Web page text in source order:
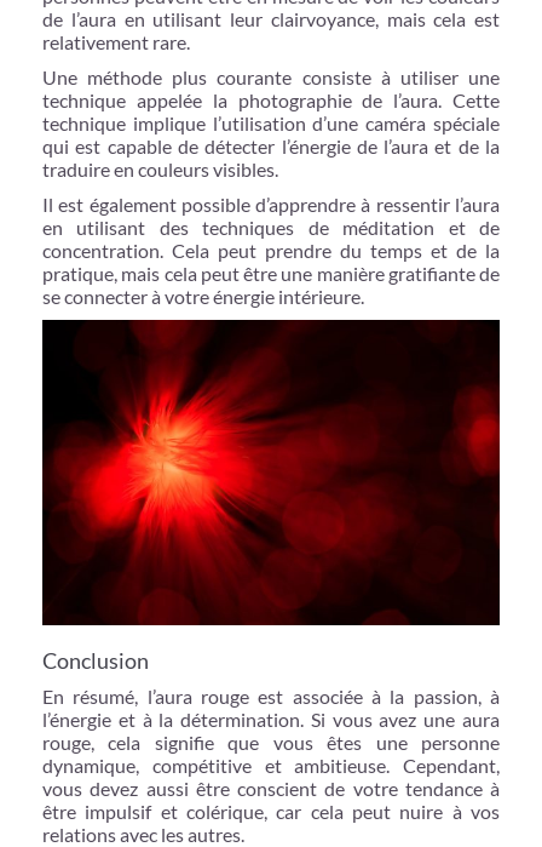
de l’aura en utilisant leur clairvoyance, mais cela est
relativement rare.
Une méthode plus courante consiste à utiliser une
technique appelée la photographie de l’aura. Cette
technique implique l’utilisation d’une caméra spéciale
qui est capable de détecter l’énergie de l’aura et de la
traduire en couleurs visibles.
Il est également possible d’apprendre à ressentir l’aura
en utilisant des techniques de méditation et de
concentration. Cela peut prendre du temps et de la
pratique, mais cela peut être une manière gratifiante de
se connecter à votre énergie intérieure.
Conclusion
En résumé, l’aura rouge est associée à la passion, à
l’énergie et à la détermination. Si vous avez une aura
rouge, cela signifie que vous êtes une personne
dynamique, compétitive et ambitieuse. Cependant,
vous devez aussi être conscient de votre tendance à
être impulsif et colérique, car cela peut nuire à vos
relations avec les autres.